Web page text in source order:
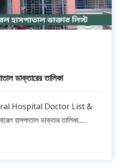
ডাক্তারের তালিকা
Hospital Doctor List &
হাসপাতাল ডাক্তার তালিকা.....